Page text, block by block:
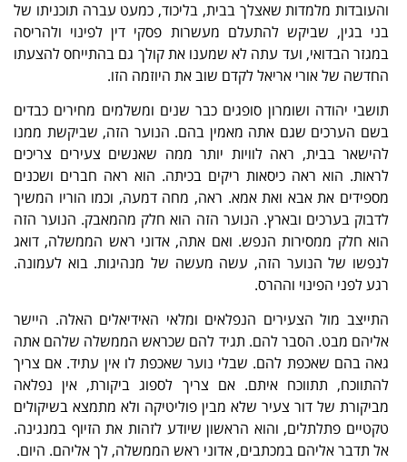
והעובדות מלמדות שאצלך בבית, בליכוד, כמעט עברה תוכניתו של
בני בגין, שביקש להתעלם מעשרות פסקי דין לפינוי ולהריסה
במגזר הבדואי, ועד עתה לא שמענו את קולך גם בהתייחס להצעתו
החדשה של אורי אריאל לקדם שוב את היוזמה הזו.
תושבי יהודה ושומרון סופגים כבר שנים ומשלמים מחירים כבדים
בשם הערכים שגם אתה מאמין בהם. הנוער הזה, שביקשת ממנו
להישאר בבית, ראה לוויות יותר ממה שאנשים צעירים צריכים
לראות. הוא ראה כיסאות ריקים בכיתה. הוא ראה חברים ושכנים
מספידים את אבא ואת אמא. ראה, מחה דמעה, וכמו הוריו המשיך
לדבוק בערכים ובארץ. הנוער הזה הוא חלק מהמאבק. הנוער הזה
הוא חלק ממסירות הנפש. ואם אתה, אדוני ראש הממשלה, דואג
לנפשו של הנוער הזה, עשה מעשה של מנהיגות. בוא לעמונה.
רגע לפני הפינוי וההרס.
התייצב מול הצעירים הנפלאים ומלאי האידיאלים האלה. היישר
אליהם מבט. הסבר להם. תגיד להם שכראש הממשלה שלהם אתה
גאה בהם שאכפת להם. שבלי נוער שאכפת לו אין עתיד. אם צריך
להתווכח, תתווכח איתם. אם צריך לספוג ביקורת, אין נפלאה
מביקורת של דור צעיר שלא מבין פוליטיקה ולא מתמצא בשיקולים
טקטיים פתלתלים, והוא הראשון שיודע לזהות את הזיוף במנגינה.
אל תדבר אליהם במכתבים, אדוני ראש הממשלה, לך אליהם. היום.